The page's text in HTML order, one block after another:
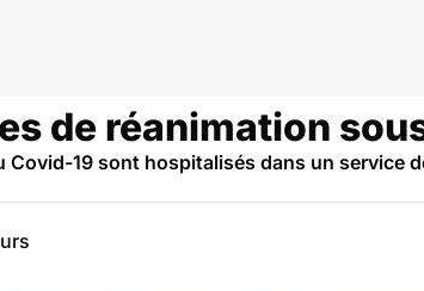
de réanimation
Covid-19 sont hospitalisés dans un service